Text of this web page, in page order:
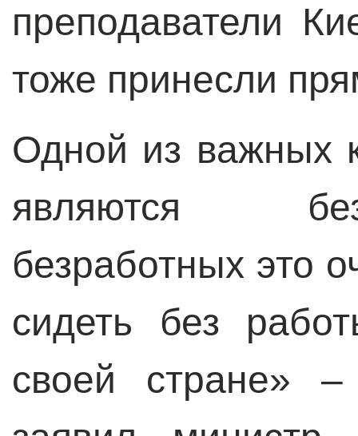
преподаватели
тоже принесли
Одной из важных
являются
безработных это
сидеть без
своей стране»